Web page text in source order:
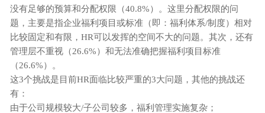
没有足够的预算和分配权限（40.8%）。这里分配权限的问
题，主要是指企业福利项目或标准（即：福利体系/制度）相对
比较固定和有限，HR可以发挥的空间不大的问题。其次，还有
管理层不重视（26.6%）和无法准确把握福利项目标准
（26.6%）。
这3个挑战是目前HR面临比较严重的3大问题，其他的挑战还
有：
由于公司规模较大/子公司较多，福利管理实施复杂；